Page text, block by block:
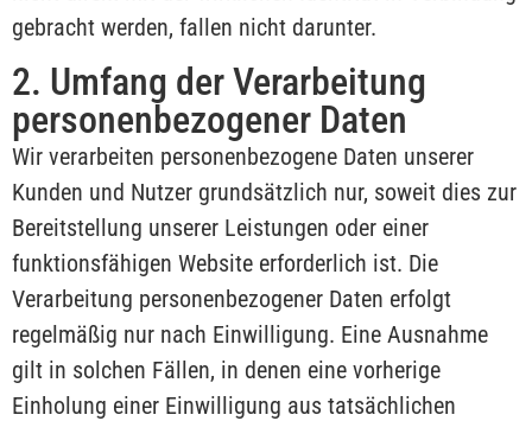
gebracht werden, fallen nicht darunter.
2. Umfang der Verarbeitung
personenbezogener Daten
Wir verarbeiten personenbezogene Daten unserer
Kunden und Nutzer grundsätzlich nur, soweit dies zur
Bereitstellung unserer Leistungen oder einer
funktionsfähigen Website erforderlich ist. Die
Verarbeitung personenbezogener Daten erfolgt
regelmäßig nur nach Einwilligung. Eine Ausnahme
gilt in solchen Fällen, in denen eine vorherige
Einholung einer Einwilligung aus tatsächlichen